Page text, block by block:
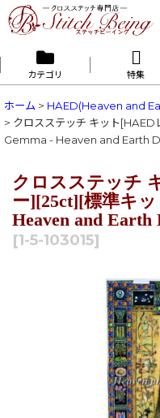
カテゴリ 特集
ホーム > HAED(Heaven and
> クロスステッチ キット
Gemma - Heaven and Earth
クロスステッチ
ー][25ct][標準キ
Heaven and Earth
[1-5-103015]